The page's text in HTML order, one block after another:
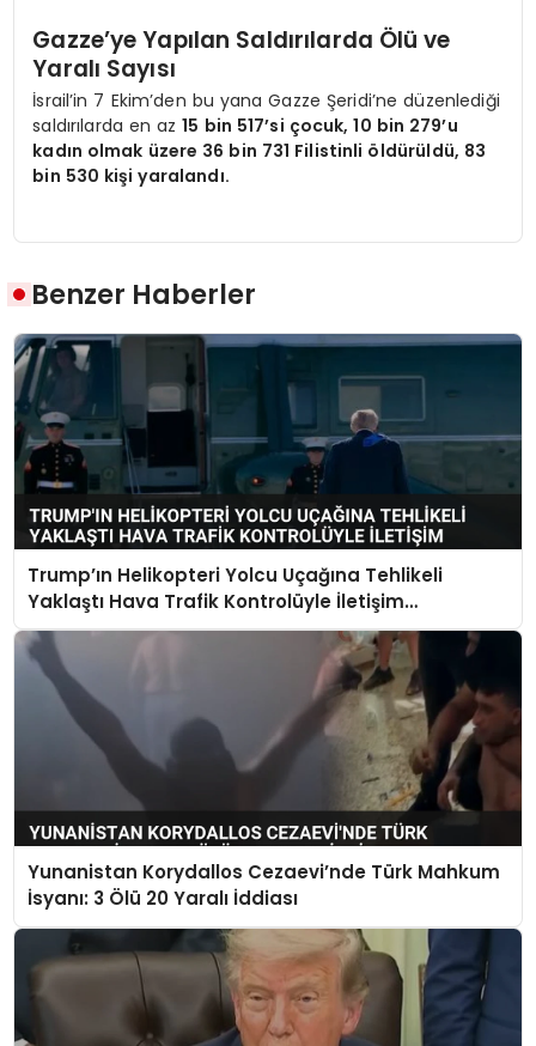
Gazze’ye Yapılan Saldırılarda Ölü ve
Yaralı Sayısı
İsrail’in 7 Ekim’den bu yana Gazze Şeridi’ne düzenlediği
saldırılarda en az15 bin 517’si çocuk, 10 bin 279’u
kadın olmak üzere 36 bin 731 Filistinli öldürüldü, 83
bin 530 kişi yaralandı.
Benzer Haberler
Trump’ın Helikopteri Yolcu Uçağına Tehlikeli
Yaklaştı Hava Trafik Kontrolüyle İletişim
Kurulamadı
Yunanistan Korydallos Cezaevi’nde Türk Mahkum
İsyanı: 3 Ölü 20 Yaralı İddiası